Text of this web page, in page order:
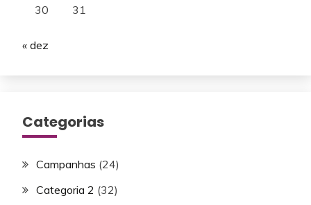
30
31
« dez
Categorias
Campanhas (24)
Categoria 2 (32)